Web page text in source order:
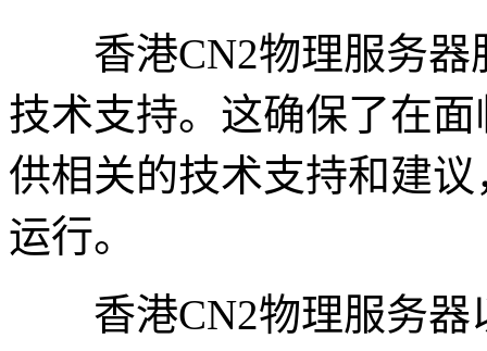
香港CN2物理服务器
技术支持。这确保了在
供相关的技术支持和建
运行。
香港CN2物理服务器